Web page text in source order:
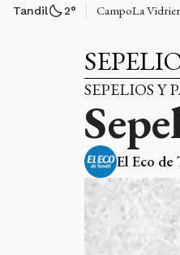
Tandil 2° CampoLa
SEPELIOS Y
El Eco de